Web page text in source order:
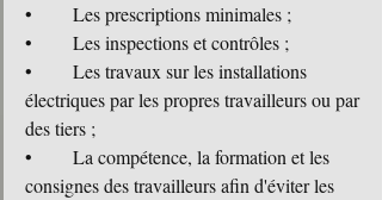
•	Les prescriptions minimales ;
•	Les inspections et contrôles ;
•	Les travaux sur les installations
électriques par les propres travailleurs ou par
des tiers ;
•	La compétence, la formation et les
consignes des travailleurs afin d'éviter les